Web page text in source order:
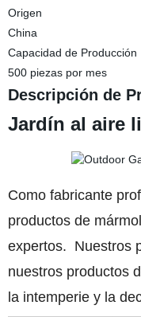
Origen
China
Capacidad de Producción
500 piezas por mes
Descripción de
Jardín al aire
Como fabricante
productos de
expertos. Nuestros
nuestros productos
la intemperie y la